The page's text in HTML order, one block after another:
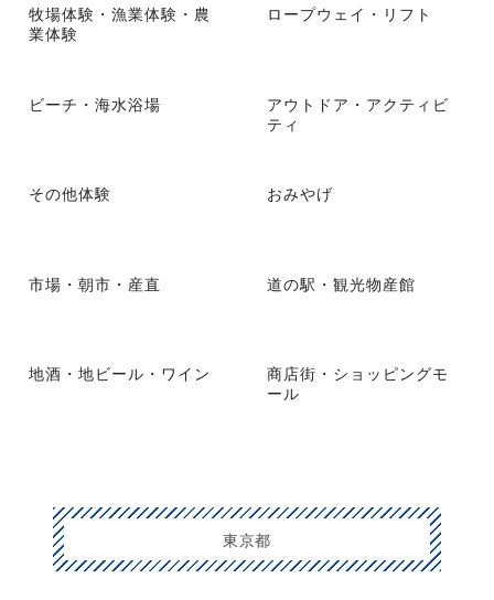
牧場体験・漁業体験・農
業体験
ロープウェイ・リフト
ビーチ・海水浴場
アウトドア・アクティビ
ティ
その他体験 おみやげ
市場・朝市・産直 道の駅・観光物産館
地酒・地ビール・ワイン
商店街・ショッピングモ
ール
東京都